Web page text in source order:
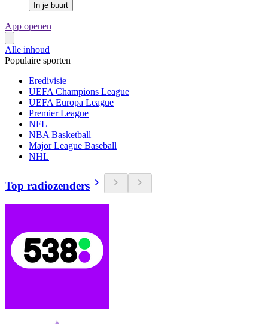
In je buurt
App openen
Alle inhoud
Populaire sporten
Eredivisie
UEFA Champions League
UEFA Europa League
Premier League
NFL
NBA Basketball
Major League Baseball
NHL
Top radiozenders